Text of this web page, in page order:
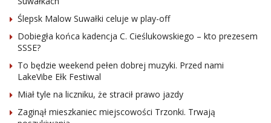
Ślepsk Malow Suwałki celuje w play-off
Dobiegła końca kadencja C. Cieślukowskiego – kto prezesem
SSSE?
To będzie weekend pełen dobrej muzyki. Przed nami
LakeVibe Ełk Festiwal
Miał tyle na liczniku, że stracił prawo jazdy
Zaginął mieszkaniec miejscowości Trzonki. Trwają